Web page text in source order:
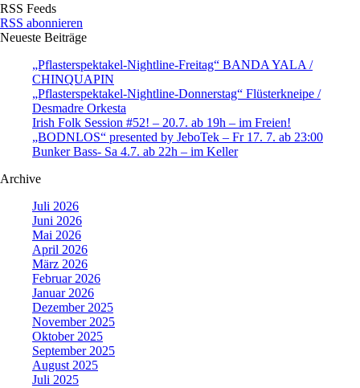
RSS Feeds
RSS abonnieren
Neueste Beiträge
„Pflasterspektakel-Nightline-Freitag“ BANDA YALA /
CHINQUAPIN
„Pflasterspektakel-Nightline-Donnerstag“ Flüsterkneipe /
Desmadre Orkesta
Irish Folk Session #52! – 20.7. ab 19h – im Freien!
„BODNLOS“ presented by JeboTek – Fr 17. 7. ab 23:00
Bunker Bass- Sa 4.7. ab 22h – im Keller
Archive
Juli 2026
Juni 2026
Mai 2026
April 2026
März 2026
Februar 2026
Januar 2026
Dezember 2025
November 2025
Oktober 2025
September 2025
August 2025
Juli 2025